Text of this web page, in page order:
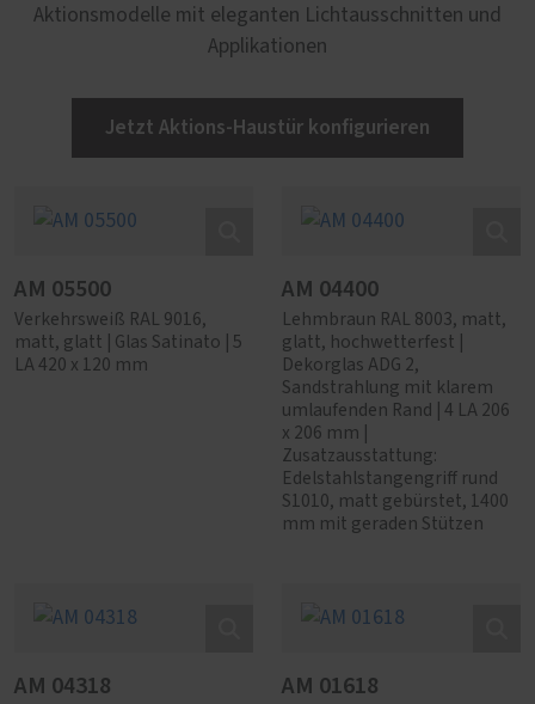
Aktionsmodelle mit eleganten Lichtausschnitten und
Applikationen
Jetzt Aktions-Haustür konfigurieren
AM 05500
Verkehrsweiß RAL 9016,
matt, glatt | Glas Satinato | 5
LA 420 x 120 mm
AM 04400
Lehmbraun RAL 8003, matt,
glatt, hochwetterfest |
Dekorglas ADG 2,
Sandstrahlung mit klarem
umlaufenden Rand | 4 LA 206
x 206 mm |
Zusatzausstattung:
Edelstahlstangengriff rund
S1010, matt gebürstet, 1400
mm mit geraden Stützen
AM 04318 AM 01618